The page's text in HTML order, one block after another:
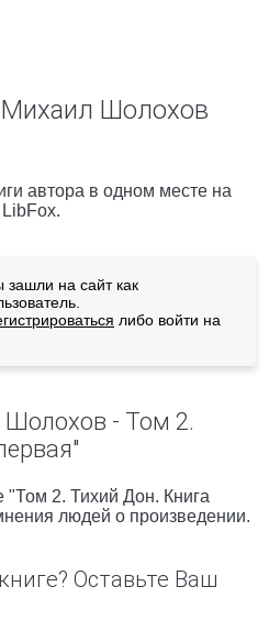
Михаил Шолохов
автора в одном месте на
на сайт как
либо войти на
- Том 2.
"Том 2. Тихий Дон. Книга
людей о произведении.
Оставьте Ваш